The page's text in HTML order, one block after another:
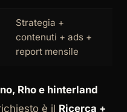
Strategia +
contenuti + ads +
report mensile
Rho e hinterland
è il Ricerca +